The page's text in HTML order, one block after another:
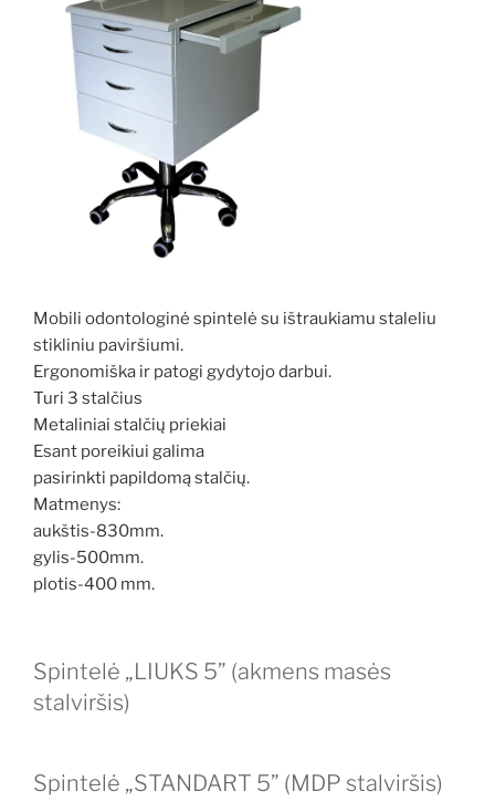
Mobili odontologinė spintelė su ištraukiamu staleliu
stikliniu paviršiumi.
Ergonomiška ir patogi gydytojo darbui.
Turi 3 stalčius
Metaliniai stalčių priekiai
Esant poreikiui galima
pasirinkti papildomą stalčių.
Matmenys:
aukštis-830mm.
gylis-500mm.
plotis-400 mm.
Spintelė „LIUKS 5” (akmens masės
stalviršis)
Spintelė „STANDART 5” (MDP stalviršis)